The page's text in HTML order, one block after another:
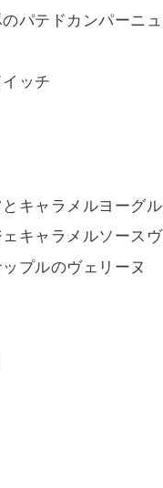
パテドカンパーニ
ッチ
キャラメルヨーグ
キャラメルソース
プルのヴェリーヌ